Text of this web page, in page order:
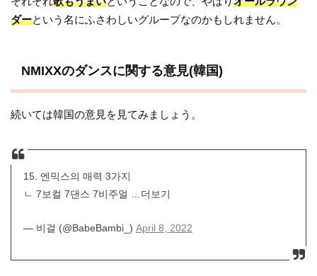
ダーという名にふさわしいグループなのかもしれません。
NMIXXのダンスに関する意見(韓国)
続いては韓国の意見を見てみましょう。
15. 엔믹스의 매력 3가지
ㄴ 7보컬 7댄스 7비주얼 …더보기
— 비걸 (@BabeBambi_) April 8, 2022